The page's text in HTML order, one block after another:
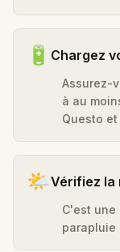
🔋 Chargez
Assurez-
à au
Questo
🌤️Vérifiez la
C'est une
parapluie